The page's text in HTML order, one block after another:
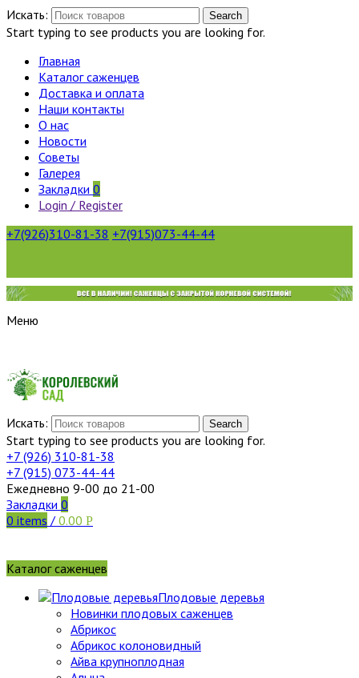
Искать: Search
Start typing to see products you are looking for.
Главная
Каталог саженцев
Доставка и оплата
Наши контакты
О нас
Новости
Советы
Галерея
Закладки 0
Login / Register
+7(926)310-81-38 +7(915)073-44-44
Меню
Искать: Search
Start typing to see products you are looking for.
+7 (926) 310-81-38
+7 (915) 073-44-44
Ежедневно 9-00 до 21-00
Закладки 0
0 items / 0.00 Р
Каталог саженцев
Плодовые деревья
Новинки плодовых саженцев
Абрикос
Абрикос колоновидный
Айва крупноплодная